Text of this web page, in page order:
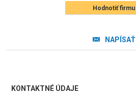
Hodnotiť firmu
NAPÍSAŤ
KONTAKTNÉ ÚDAJE